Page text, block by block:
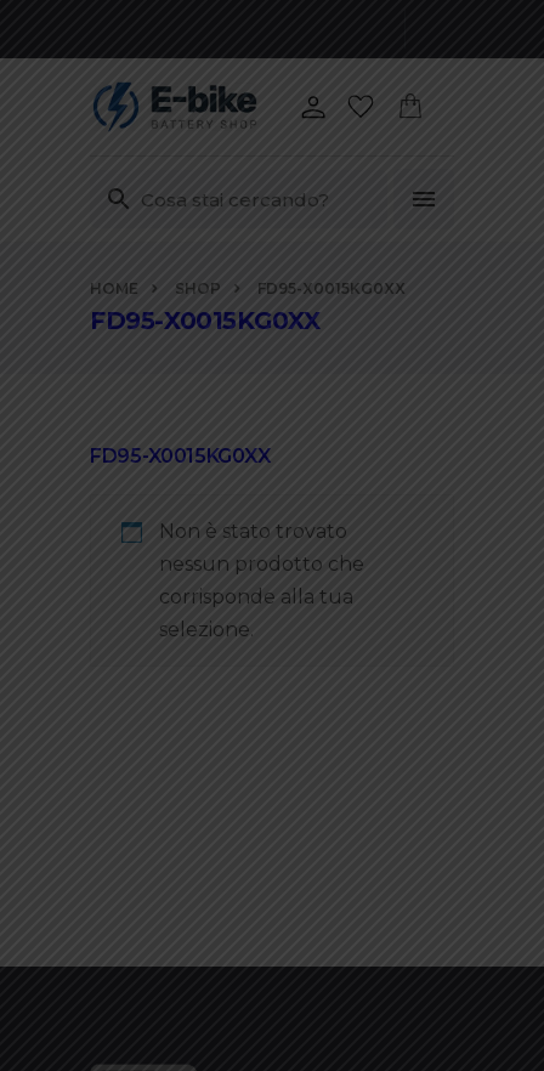
contenuti
HOME SHOP FD95-X0015KG0XX
FD95-X0015KG0XX
FD95-X0015KG0XX
Non è stato trovato
nessun prodotto che
corrisponde alla tua
selezione.